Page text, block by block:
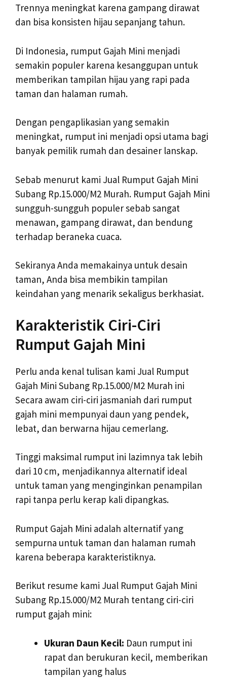
Trennya meningkat karena gampang dirawat
dan bisa konsisten hijau sepanjang tahun.
Di Indonesia, rumput Gajah Mini menjadi
semakin populer karena kesanggupan untuk
memberikan tampilan hijau yang rapi pada
taman dan halaman rumah.
Dengan pengaplikasian yang semakin
meningkat, rumput ini menjadi opsi utama bagi
banyak pemilik rumah dan desainer lanskap.
Sebab menurut kami Jual Rumput Gajah Mini
Subang Rp.15.000/M2 Murah. Rumput Gajah Mini
sungguh-sungguh populer sebab sangat
menawan, gampang dirawat, dan bendung
terhadap beraneka cuaca.
Sekiranya Anda memakainya untuk desain
taman, Anda bisa membikin tampilan
keindahan yang menarik sekaligus berkhasiat.
Karakteristik Ciri-Ciri
Rumput Gajah Mini
Perlu anda kenal tulisan kami Jual Rumput
Gajah Mini Subang Rp.15.000/M2 Murah ini
Secara awam ciri-ciri jasmaniah dari rumput
gajah mini mempunyai daun yang pendek,
lebat, dan berwarna hijau cemerlang.
Tinggi maksimal rumput ini lazimnya tak lebih
dari 10 cm, menjadikannya alternatif ideal
untuk taman yang menginginkan penampilan
rapi tanpa perlu kerap kali dipangkas.
Rumput Gajah Mini adalah alternatif yang
sempurna untuk taman dan halaman rumah
karena beberapa karakteristiknya.
Berikut resume kami Jual Rumput Gajah Mini
Subang Rp.15.000/M2 Murah tentang ciri-ciri
rumput gajah mini:
Ukuran Daun Kecil: Daun rumput ini
rapat dan berukuran kecil, memberikan
tampilan yang halus